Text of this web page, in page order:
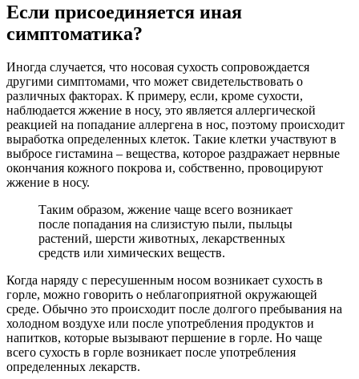
Если присоединяется иная
симптоматика?
Иногда случается, что носовая сухость сопровождается
другими симптомами, что может свидетельствовать о
различных факторах. К примеру, если, кроме сухости,
наблюдается жжение в носу, это является аллергической
реакцией на попадание аллергена в нос, поэтому происходит
выработка определенных клеток. Такие клетки участвуют в
выбросе гистамина – вещества, которое раздражает нервные
окончания кожного покрова и, собственно, провоцируют
жжение в носу.
Таким образом, жжение чаще всего возникает
после попадания на слизистую пыли, пыльцы
растений, шерсти животных, лекарственных
средств или химических веществ.
Когда наряду с пересушенным носом возникает сухость в
горле, можно говорить о неблагоприятной окружающей
среде. Обычно это происходит после долгого пребывания на
холодном воздухе или после употребления продуктов и
напитков, которые вызывают першение в горле. Но чаще
всего сухость в горле возникает после употребления
определенных лекарств.